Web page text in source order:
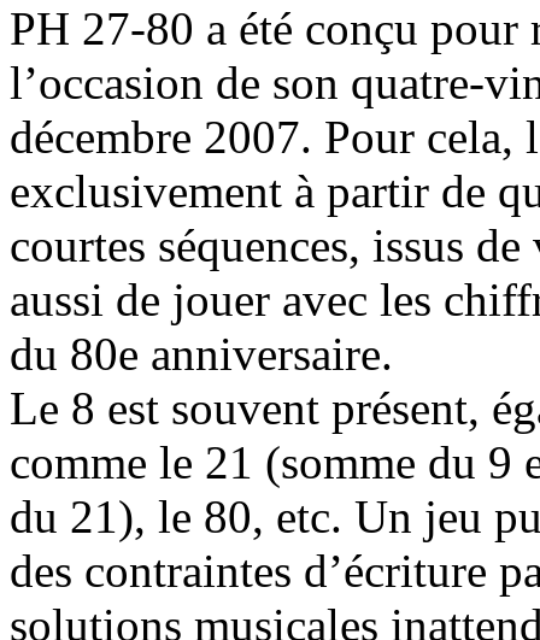
PH 27-80 a été conçu pour
l’occasion de son quatre-
décembre 2007. Pour cela,
exclusivement à partir de
courtes séquences, issus
aussi de jouer avec les
du 80e anniversaire.
Le 8 est souvent présent,
comme le 21 (somme du 9
du 21), le 80, etc. Un jeu
des contraintes d’écriture
solutions musicales